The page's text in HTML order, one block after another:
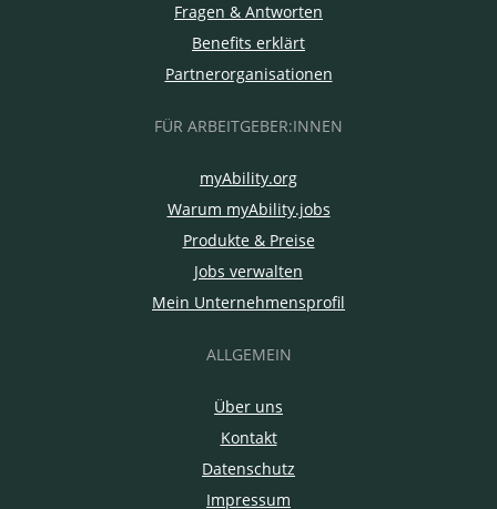
Fragen & Antworten
Benefits erklärt
Partnerorganisationen
FÜR ARBEITGEBER:INNEN
myAbility.org
Warum myAbility.jobs
Produkte & Preise
Jobs verwalten
Mein Unternehmensprofil
ALLGEMEIN
Über uns
Kontakt
Datenschutz
Impressum